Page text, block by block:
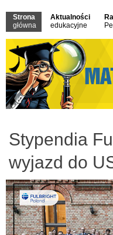
Strona
główna
Aktualności
edukacyjne
Stypendia
wyjazd do